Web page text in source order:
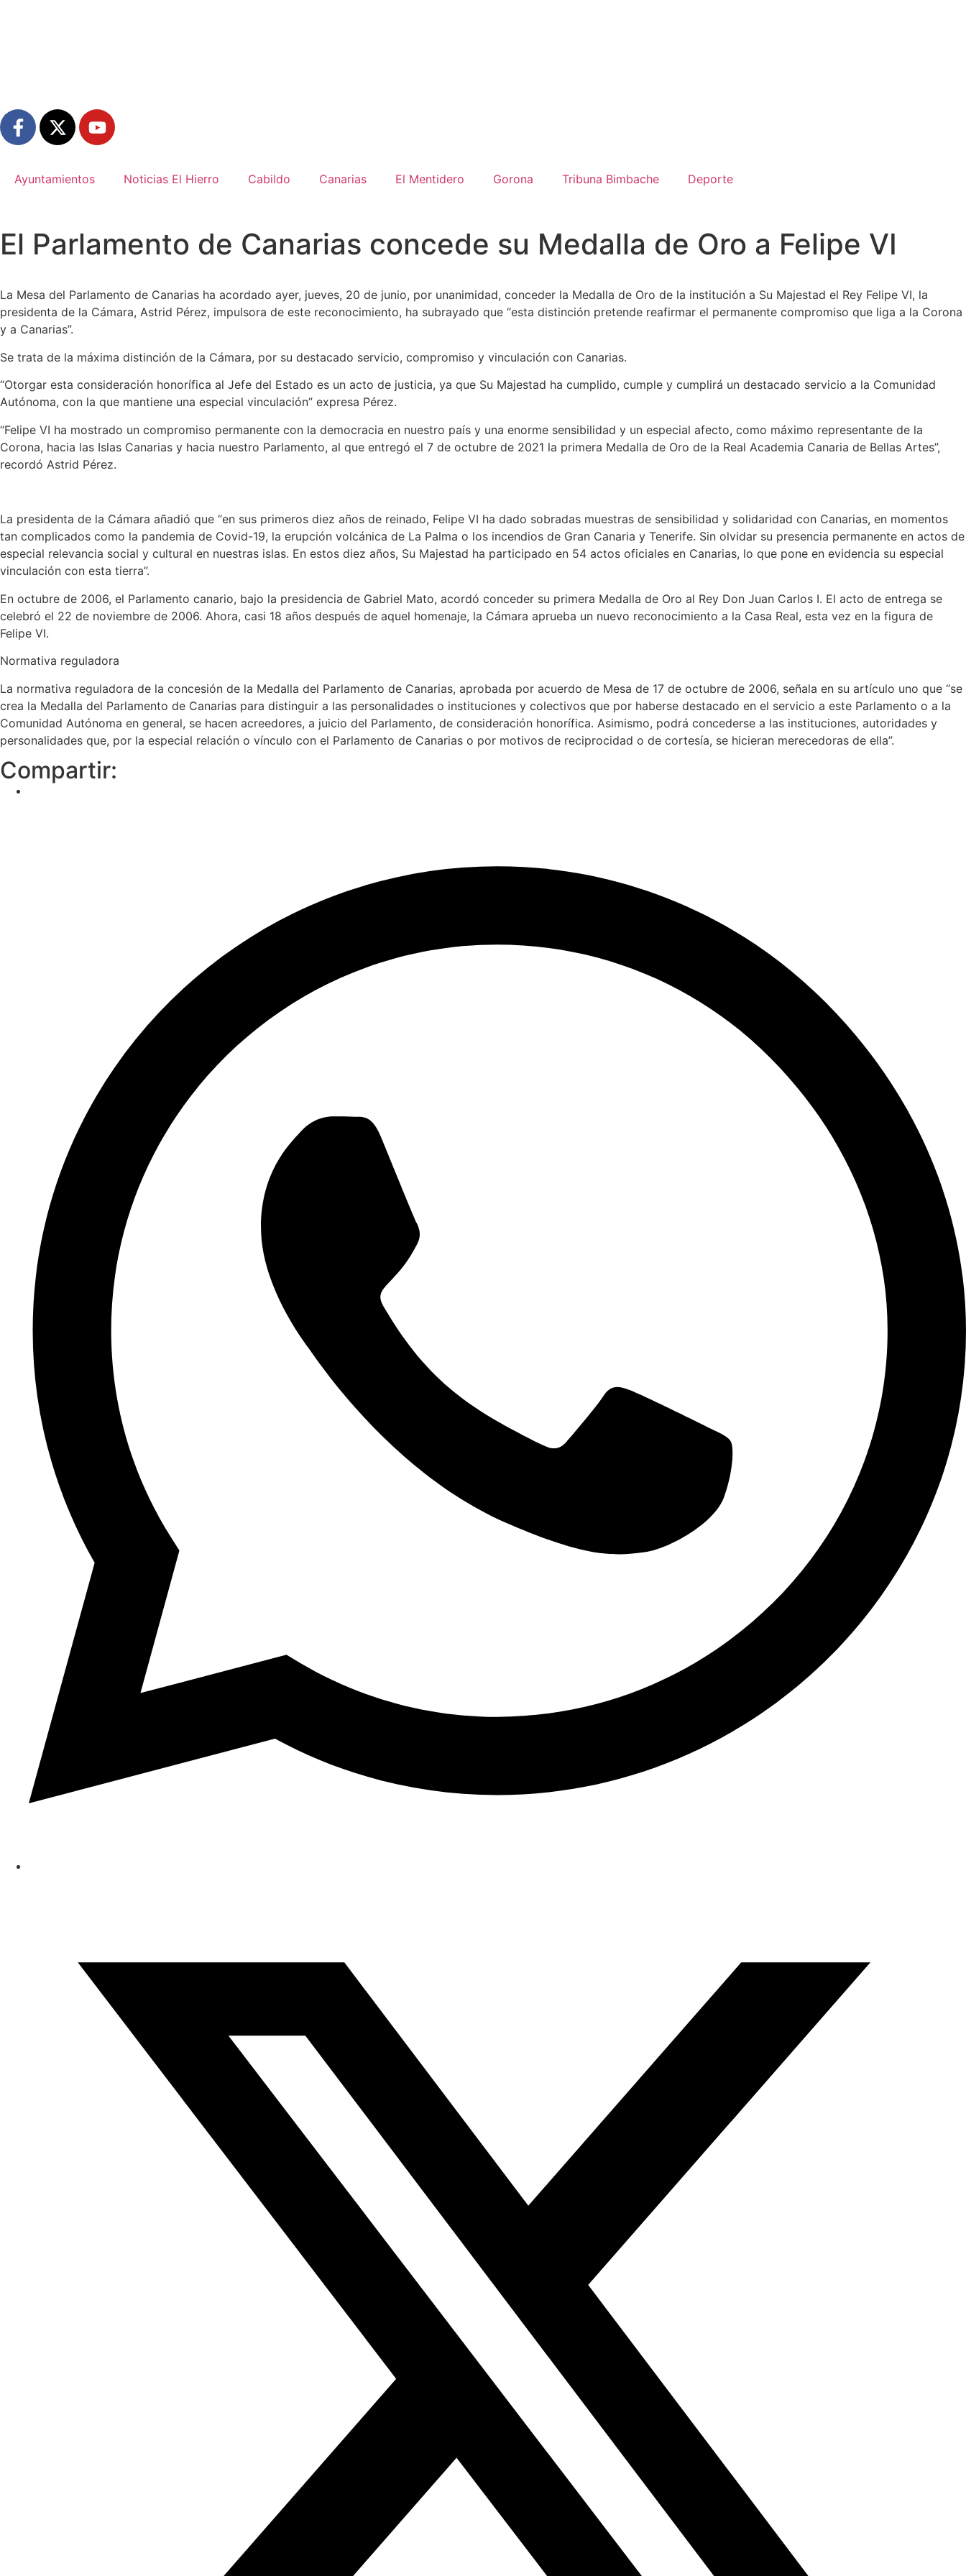
Ayuntamientos Noticias El Hierro Cabildo Canarias El Mentidero Gorona Tribuna Bimbache Deporte
El Parlamento de Canarias concede su Medalla de Oro a Felipe VI
La Mesa del Parlamento de Canarias ha acordado ayer, jueves, 20 de junio, por unanimidad, conceder la Medalla de Oro de la institución a Su Majestad el Rey Felipe VI, la
presidenta de la Cámara, Astrid Pérez, impulsora de este reconocimiento, ha subrayado que “esta distinción pretende reafirmar el permanente compromiso que liga a la Corona
y a Canarias”.
Se trata de la máxima distinción de la Cámara, por su destacado servicio, compromiso y vinculación con Canarias.
“Otorgar esta consideración honorífica al Jefe del Estado es un acto de justicia, ya que Su Majestad ha cumplido, cumple y cumplirá un destacado servicio a la Comunidad
Autónoma, con la que mantiene una especial vinculación” expresa Pérez.
“Felipe VI ha mostrado un compromiso permanente con la democracia en nuestro país y una enorme sensibilidad y un especial afecto, como máximo representante de la
Corona, hacia las Islas Canarias y hacia nuestro Parlamento, al que entregó el 7 de octubre de 2021 la primera Medalla de Oro de la Real Academia Canaria de Bellas Artes”,
recordó Astrid Pérez.
La presidenta de la Cámara añadió que “en sus primeros diez años de reinado, Felipe VI ha dado sobradas muestras de sensibilidad y solidaridad con Canarias, en momentos
tan complicados como la pandemia de Covid-19, la erupción volcánica de La Palma o los incendios de Gran Canaria y Tenerife. Sin olvidar su presencia permanente en actos de
especial relevancia social y cultural en nuestras islas. En estos diez años, Su Majestad ha participado en 54 actos oficiales en Canarias, lo que pone en evidencia su especial
vinculación con esta tierra”.
En octubre de 2006, el Parlamento canario, bajo la presidencia de Gabriel Mato, acordó conceder su primera Medalla de Oro al Rey Don Juan Carlos I. El acto de entrega se
celebró el 22 de noviembre de 2006. Ahora, casi 18 años después de aquel homenaje, la Cámara aprueba un nuevo reconocimiento a la Casa Real, esta vez en la figura de
Felipe VI.
Normativa reguladora
La normativa reguladora de la concesión de la Medalla del Parlamento de Canarias, aprobada por acuerdo de Mesa de 17 de octubre de 2006, señala en su artículo uno que “se
crea la Medalla del Parlamento de Canarias para distinguir a las personalidades o instituciones y colectivos que por haberse destacado en el servicio a este Parlamento o a la
Comunidad Autónoma en general, se hacen acreedores, a juicio del Parlamento, de consideración honorífica. Asimismo, podrá concederse a las instituciones, autoridades y
personalidades que, por la especial relación o vínculo con el Parlamento de Canarias o por motivos de reciprocidad o de cortesía, se hicieran merecedoras de ella”.
Compartir: